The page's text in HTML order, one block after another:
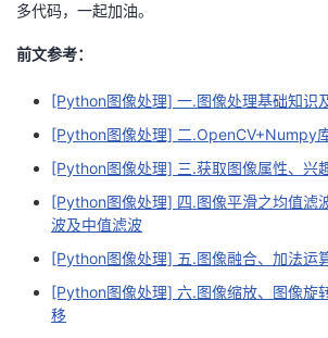
坛
圈
的
播
我
活
动
的
关
注
的
程
我
认
证
的
实
验
我
的
收
藏
技
支
持
的
声
建
议
多代码，一起加油。
前文参考：
[Python图像处理] 一.图像处理基础知识
[Python图像处理] 二.OpenCV+Numpy
[Python图像处理] 三.获取图像属性、兴
[Python图像处理] 四.图像平滑之均值滤
波及中值滤波
[Python图像处理] 五.图像融合、加法运
[Python图像处理] 六.图像缩放、图像旋
移